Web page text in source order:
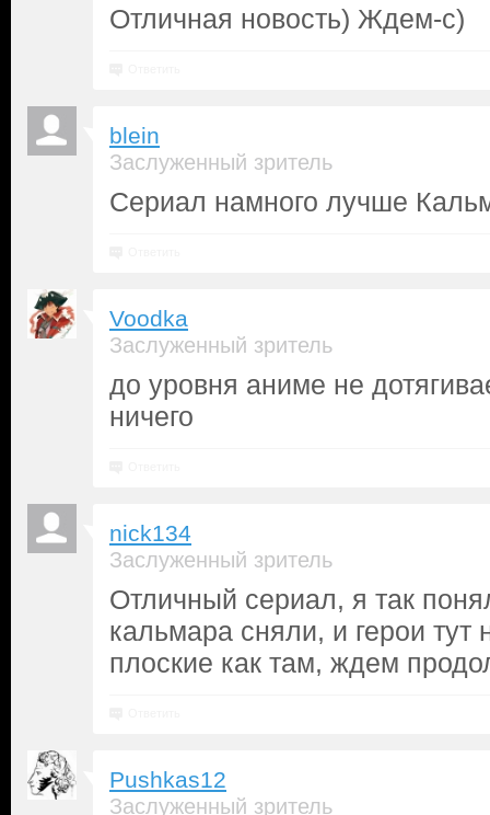
Отличная новость) Ждем-с)
blein
Заслуженный зритель
Сериал намного лучше
Voodka
Заслуженный зритель
до уровня аниме не
ничего
nick134
Заслуженный зритель
Отличный сериал, я так
кальмара сняли, и герои тут
плоские как там, ждем
Pushkas12
Заслуженный зритель